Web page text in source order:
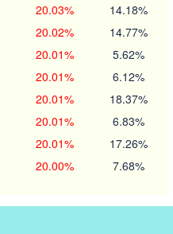
20.03% 14.18%
20.02% 14.77%
20.01% 5.62%
20.01% 6.12%
20.01% 18.37%
20.01% 6.83%
20.01% 17.26%
20.00% 7.68%